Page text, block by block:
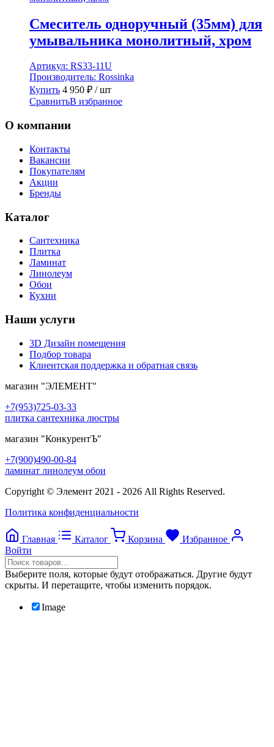
Смеситель одноручный (35мм) для
умывальника монолитный, хром
Артикул: RS33-11U
Производитель: Rossinka
Купить 4 950 ₽ / шт
СравнитьВ избранное
О компании
Контакты
Вакансии
Покупателям
Акции
Бренды
Каталог
Сантехника
Плитка
Ламинат
Линолеум
Обои
Кухни
Наши услуги
3D Дизайн помещения
Подбор товара
Клиентская поддержка и обратная связь
магазин "ЭЛЕМЕНТ"
+7(953)725-03-33
плитка сантехника люстры
магазин "КонкурентЪ"
+7(900)490-00-84
ламинат линолеум обои
Copyright © Элемент 2021 - 2026 All Rights Reserved.
Политика конфиденциальности
Главная Каталог Корзина
Избранное
Войти
Выберите поля, которые будут отображаться. Другие будут
скрыты. И перетащите, чтобы изменить порядок.
Image